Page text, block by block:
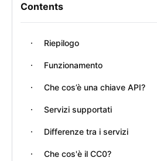
Contents
Riepilogo
Funzionamento
Che cos’è una chiave API?
Servizi supportati
Differenze tra i servizi
Che cos'è il CC0?